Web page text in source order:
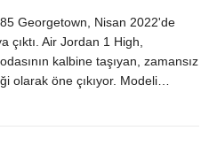
Georgetown, Nisan 2022'de
çıktı. Air Jordan 1 High,
kalbine taşıyan, zamansız
olarak öne çıkıyor. Modeli